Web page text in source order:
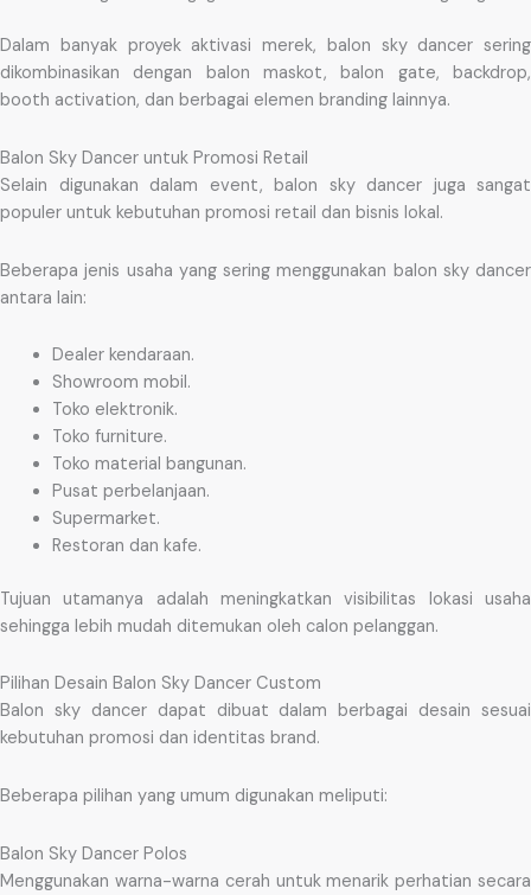
Dalam banyak proyek aktivasi merek, balon sky dancer sering
dikombinasikan dengan balon maskot, balon gate, backdrop,
booth activation, dan berbagai elemen branding lainnya.
Balon Sky Dancer untuk Promosi Retail
Selain digunakan dalam event, balon sky dancer juga sangat
populer untuk kebutuhan promosi retail dan bisnis lokal.
Beberapa jenis usaha yang sering menggunakan balon sky dancer
antara lain:
Dealer kendaraan.
Showroom mobil.
Toko elektronik.
Toko furniture.
Toko material bangunan.
Pusat perbelanjaan.
Supermarket.
Restoran dan kafe.
Tujuan utamanya adalah meningkatkan visibilitas lokasi usaha
sehingga lebih mudah ditemukan oleh calon pelanggan.
Pilihan Desain Balon Sky Dancer Custom
Balon sky dancer dapat dibuat dalam berbagai desain sesuai
kebutuhan promosi dan identitas brand.
Beberapa pilihan yang umum digunakan meliputi:
Balon Sky Dancer Polos
Menggunakan warna-warna cerah untuk menarik perhatian secara